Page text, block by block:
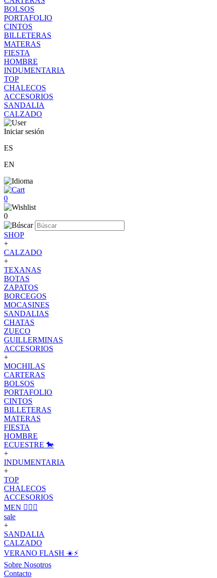
BOLSOS
PORTAFOLIO
CINTOS
BILLETERAS
MATERAS
FIESTA
HOMBRE
INDUMENTARIA
TOP
CHALECOS
ACCESORIOS
SANDALIA
CALZADO
Iniciar sesión
ES
EN
0
0
SHOP
+
CALZADO
+
TEXANAS
BOTAS
ZAPATOS
BORCEGOS
MOCASINES
SANDALIAS
CHATAS
ZUECO
GUILLERMINAS
ACCESORIOS
+
MOCHILAS
CARTERAS
BOLSOS
PORTAFOLIO
CINTOS
BILLETERAS
MATERAS
FIESTA
HOMBRE
ECUESTRE 🐎
+
INDUMENTARIA
+
TOP
CHALECOS
ACCESORIOS
MEN 🙋🏽‍♂️
sale
+
SANDALIA
CALZADO
VERANO FLASH ☀️⚡️
Sobre Nosotros
Contacto